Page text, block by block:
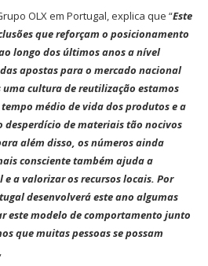
OLX em Portugal, explica que “Este
que reforçam o posicionamento
longo dos últimos anos a nível
apostas para o mercado nacional
uma cultura de reutilização estamos
médio de vida dos produtos e a
desperdício de materiais tão nocivos
além disso, os números ainda
consciente também ajuda a
a valorizar os recursos locais. Por
desenvolverá este ano algumas
este modelo de comportamento junto
que muitas pessoas se possam